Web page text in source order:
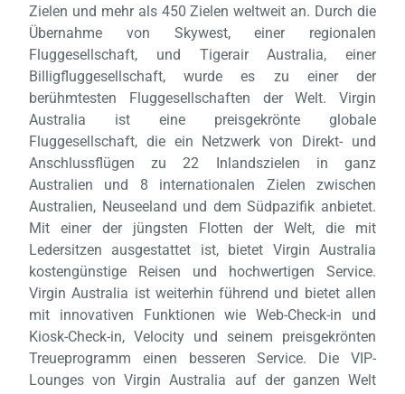
Zielen und mehr als 450 Zielen weltweit an. Durch die
Übernahme von Skywest, einer regionalen
Fluggesellschaft, und Tigerair Australia, einer
Billigfluggesellschaft, wurde es zu einer der
berühmtesten Fluggesellschaften der Welt. Virgin
Australia ist eine preisgekrönte globale
Fluggesellschaft, die ein Netzwerk von Direkt- und
Anschlussflügen zu 22 Inlandszielen in ganz
Australien und 8 internationalen Zielen zwischen
Australien, Neuseeland und dem Südpazifik anbietet.
Mit einer der jüngsten Flotten der Welt, die mit
Ledersitzen ausgestattet ist, bietet Virgin Australia
kostengünstige Reisen und hochwertigen Service.
Virgin Australia ist weiterhin führend und bietet allen
mit innovativen Funktionen wie Web-Check-in und
Kiosk-Check-in, Velocity und seinem preisgekrönten
Treueprogramm einen besseren Service. Die VIP-
Lounges von Virgin Australia auf der ganzen Welt